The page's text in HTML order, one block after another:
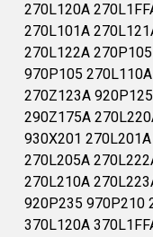
270L120A
270L101A
270L122A
970P105
270Z123A
290Z175A
930X201
270L205A
270L210A
920P235 970P210
370L120A